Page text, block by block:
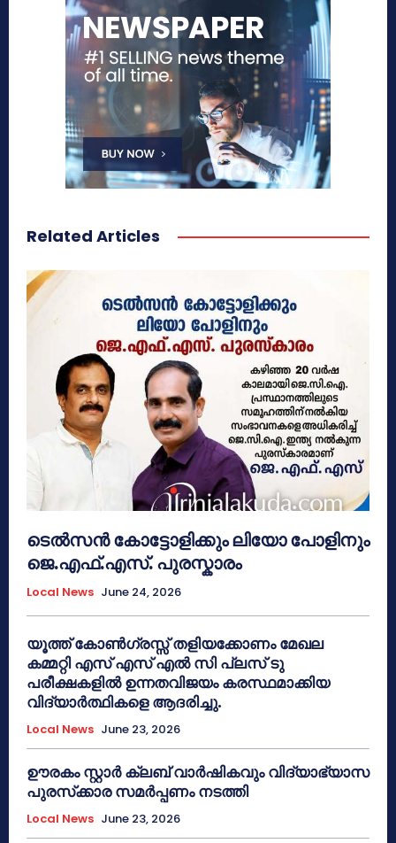
Related Articles
ടെൽസൻ കോട്ടോളിക്കും ലിയോ പോളിനും
ജെ.എഫ്.എസ്. പുരസ്കാരം
Local News June 24, 2026
യൂത്ത് കോൺഗ്രസ്സ് തളിയക്കോണം മേഖല
കമ്മറ്റി എസ് എസ് എൽ സി പ്ലസ് ടു
പരീക്ഷകളിൽ ഉന്നതവിജയം കരസ്ഥമാക്കിയ
വിദ്യാർത്ഥികളെ ആദരിച്ചു.
Local News June 23, 2026
ഊരകം സ്റ്റാർ ക്ലബ് വാർഷികവും വിദ്യാഭ്യാസ
പുരസ്‌ക്കാര സമർപ്പണം നടത്തി
Local News June 23, 2026